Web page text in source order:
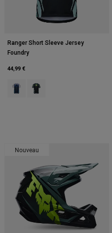
Ranger Short Sleeve Jersey
Foundry
44,99 €
Product swatch type of Bleu
Product swatch type of
Nouveau